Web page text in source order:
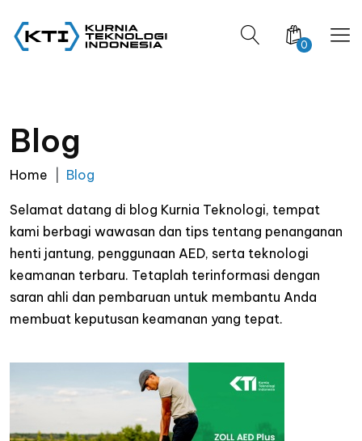
0
Blog
Home Blog
Selamat datang di blog Kurnia Teknologi, tempat
kami berbagi wawasan dan tips tentang penanganan
henti jantung, penggunaan AED, serta teknologi
keamanan terbaru. Tetaplah terinformasi dengan
saran ahli dan pembaruan untuk membantu Anda
membuat keputusan keamanan yang tepat.